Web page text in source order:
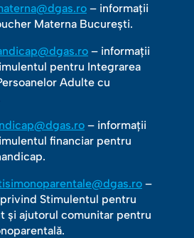
– informații
Materna București.
– informații
pentru Integrarea
Adulte cu
– informații
financiar pentru
–
Stimulentul pentru
și ajutorul comunitar pentru